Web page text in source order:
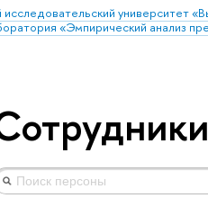
университет
«Эмпирический анализ